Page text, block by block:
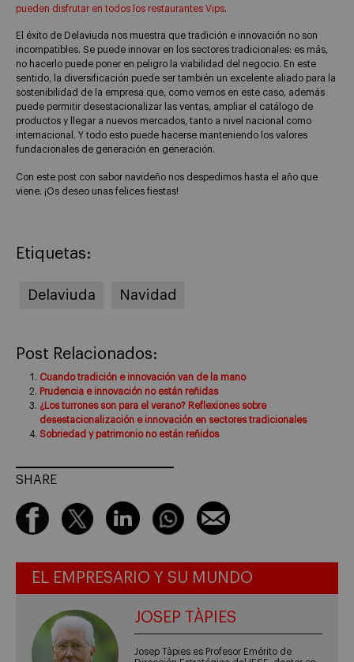
pueden disfrutar en todos los restaurantes Vips.
El éxito de Delaviuda nos muestra que tradición e innovación no son
incompatibles. Se puede innovar en los sectores tradicionales: es más,
no hacerlo puede poner en peligro la viabilidad del negocio. En este
sentido, la diversificación puede ser también un excelente aliado para la
sostenibilidad de la empresa que, como vemos en este caso, además
puede permitir desestacionalizar las ventas, ampliar el catálogo de
productos y llegar a nuevos mercados, tanto a nivel nacional como
internacional. Y todo esto puede hacerse manteniendo los valores
fundacionales de generación en generación.
Con este post con sabor navideño nos despedimos hasta el año que
viene. ¡Os deseo unas felices fiestas!
Etiquetas:
Delaviuda Navidad
Post Relacionados:
Cuando tradición e innovación van de la mano
Prudencia e innovación no están reñidas
¿Los turrones son para el verano? Reflexiones sobre
desestacionalización e innovación en sectores tradicionales
Sobriedad y patrimonio no están reñidos
SHARE
EL EMPRESARIO Y SU MUNDO
JOSEP TÀPIES
Josep Tàpies es Profesor Emérito de